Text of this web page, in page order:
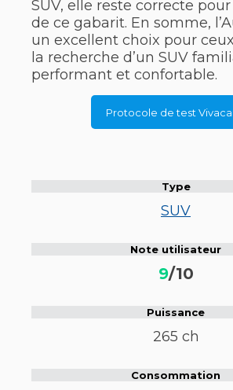
SUV, elle reste correcte
de ce gabarit. En somme,
un excellent choix pour
la recherche d’un SUV
performant et confortable.
Protocole de test
Type
SUV
Note utilisateur
9/10
Puissance
265 ch
Consommation